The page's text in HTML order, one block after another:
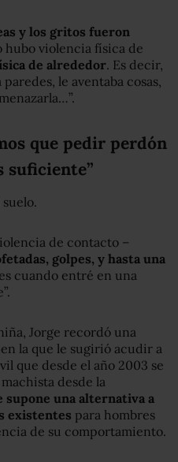
y los gritos fueron
hubo violencia física de
de alrededor. Es decir,
le aventaba cosas,
que pedir perdón
suficiente”
de contacto –
golpes, y hasta una
cuando entré en una
Jorge recordó una
la que le sugirió acudir a
que desde el año 2003 se
desde la
supone una alternativa a
existentes para hombres
de su comportamiento.